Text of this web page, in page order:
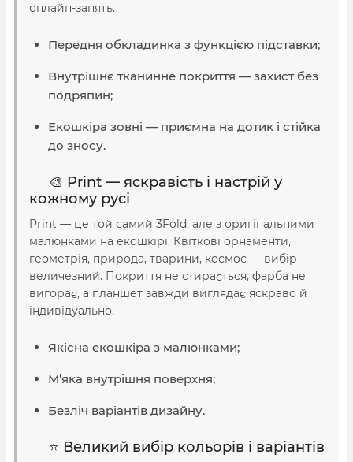
онлайн-занять.
Передня обкладинка з функцією підставки;
Внутрішнє тканинне покриття — захист без
подряпин;
Екошкіра зовні — приємна на дотик і стійка
до зносу.
🎨 Print — яскравість і настрій у
кожному русі
Print — це той самий 3Fold, але з оригінальними
малюнками на екошкірі. Квіткові орнаменти,
геометрія, природа, тварини, космос — вибір
величезний. Покриття не стирається, фарба не
вигорає, а планшет завжди виглядає яскраво й
індивідуально.
Якісна екошкіра з малюнками;
М’яка внутрішня поверхня;
Безліч варіантів дизайну.
⭐ Великий вибір кольорів і варіантів